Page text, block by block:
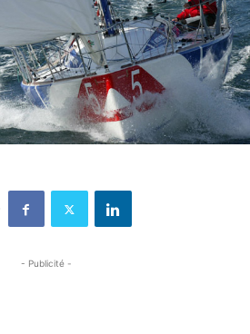
- Publicité -